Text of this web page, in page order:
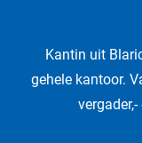
Kantin uit
gehele kantoor.